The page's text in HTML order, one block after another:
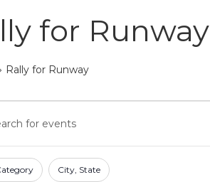
for Runway
Rally for Runway
City, State